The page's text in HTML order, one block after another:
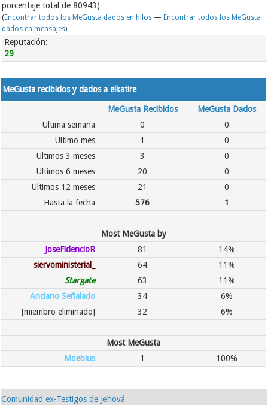
porcentaje total de 80943)
(Encontrar todos los MeGusta dados en hilos — Encontrar todos los MeGusta
dados en mensajes)
Reputación:
29
MeGusta recibidos y dados a elkatire
MeGusta Recibidos
MeGusta Dados
Ultima semana
0
0
Ultimo mes
1
0
Ultimos 3 meses
3
0
Ultimos 6 meses
20
0
Ultimos 12 meses
21
0
Hasta la fecha
576 1
Most MeGusta by
JoseFidencioR
81
14%
siervoministerial_
64
11%
Stargate
63
11%
Anciano Señalado
34
6%
[miembro eliminado]
32 6%
Most MeGusta
Moebius
1 100%
Comunidad ex-Testigos de Jehová